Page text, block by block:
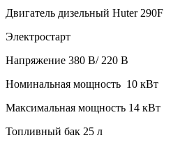
Двигатель дизельный Huter 290F
Электростарт
Напряжение 380 В/ 220 В
Номинальная мощность 10 кВт
Максимальная мощность 14 кВт
Топливный бак 25 л